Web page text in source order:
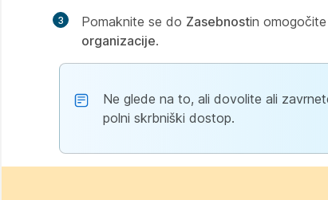
Pomaknite se do Zasebnostin
organizacije.
Ne glede na to, ali dovolite ali
polni skrbniški dostop.